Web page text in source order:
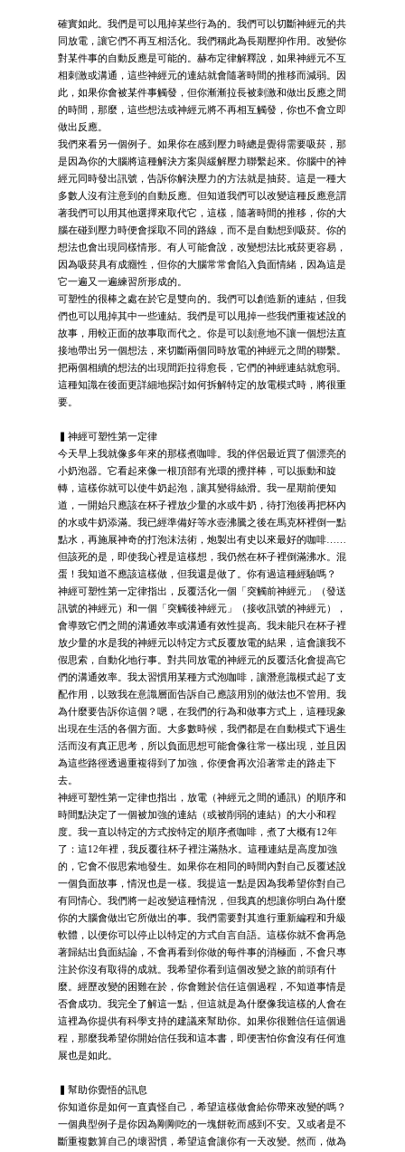
確實如此。我們是可以甩掉某些行為的。我們可以切斷神經元的共
同放電，讓它們不再互相活化。我們稱此為長期壓抑作用。改變你
對某件事的自動反應是可能的。赫布定律解釋說，如果神經元不互
相刺激或溝通，這些神經元的連結就會隨著時間的推移而減弱。因
此，如果你會被某件事觸發，但你漸漸拉長被刺激和做出反應之間
的時間，那麼，這些想法或神經元將不再相互觸發，你也不會立即
做出反應。
我們來看另一個例子。如果你在感到壓力時總是覺得需要吸菸，那
是因為你的大腦將這種解決方案與緩解壓力聯繫起來。你腦中的神
經元同時發出訊號，告訴你解決壓力的方法就是抽菸。這是一種大
多數人沒有注意到的自動反應。但知道我們可以改變這種反應意謂
著我們可以用其他選擇來取代它，這樣，隨著時間的推移，你的大
腦在碰到壓力時便會採取不同的路線，而不是自動想到吸菸。你的
想法也會出現同樣情形。有人可能會說，改變想法比戒菸更容易，
因為吸菸具有成癮性，但你的大腦常常會陷入負面情緒，因為這是
它一遍又一遍練習所形成的。
可塑性的很棒之處在於它是雙向的。我們可以創造新的連結，但我
們也可以甩掉其中一些連結。我們是可以甩掉一些我們重複述說的
故事，用較正面的故事取而代之。你是可以刻意地不讓一個想法直
接地帶出另一個想法，來切斷兩個同時放電的神經元之間的聯繫。
把兩個相續的想法的出現間距拉得愈長，它們的神經連結就愈弱。
這種知識在後面更詳細地探討如何拆解特定的放電模式時，將很重
要。
▍神經可塑性第一定律
今天早上我就像多年來的那樣煮咖啡。我的伴侶最近買了個漂亮的
小奶泡器。它看起來像一根頂部有光環的攪拌棒，可以振動和旋
轉，這樣你就可以使牛奶起泡，讓其變得絲滑。我一星期前便知
道，一開始只應該在杯子裡放少量的水或牛奶，待打泡後再把杯內
的水或牛奶添滿。我已經準備好等水壺沸騰之後在馬克杯裡倒一點
點水，再施展神奇的打泡沫法術，炮製出有史以來最好的咖啡……
但該死的是，即使我心裡是這樣想，我仍然在杯子裡倒滿沸水。混
蛋！我知道不應該這樣做，但我還是做了。你有過這種經驗嗎？
神經可塑性第一定律指出，反覆活化一個「突觸前神經元」（發送
訊號的神經元）和一個「突觸後神經元」（接收訊號的神經元），
會導致它們之間的溝通效率或溝通有效性提高。我未能只在杯子裡
放少量的水是我的神經元以特定方式反覆放電的結果，這會讓我不
假思索，自動化地行事。對共同放電的神經元的反覆活化會提高它
們的溝通效率。我太習慣用某種方式泡咖啡，讓潛意識模式起了支
配作用，以致我在意識層面告訴自己應該用別的做法也不管用。我
為什麼要告訴你這個？嗯，在我們的行為和做事方式上，這種現象
出現在生活的各個方面。大多數時候，我們都是在自動模式下過生
活而沒有真正思考，所以負面思想可能會像往常一樣出現，並且因
為這些路徑透過重複得到了加強，你便會再次沿著常走的路走下
去。
神經可塑性第一定律也指出，放電（神經元之間的通訊）的順序和
時間點決定了一個被加強的連結（或被削弱的連結）的大小和程
度。我一直以特定的方式按特定的順序煮咖啡，煮了大概有12年
了：這12年裡，我反覆往杯子裡注滿熱水。這種連結是高度加強
的，它會不假思索地發生。如果你在相同的時間內對自己反覆述說
一個負面故事，情況也是一樣。我提這一點是因為我希望你對自己
有同情心。我們將一起改變這種情況，但我真的想讓你明白為什麼
你的大腦會做出它所做出的事。我們需要對其進行重新編程和升級
軟體，以便你可以停止以特定的方式自言自語。這樣你就不會再急
著歸結出負面結論，不會再看到你做的每件事的消極面，不會只專
注於你沒有取得的成就。我希望你看到這個改變之旅的前頭有什
麼。經歷改變的困難在於，你會難於信任這個過程，不知道事情是
否會成功。我完全了解這一點，但這就是為什麼像我這樣的人會在
這裡為你提供有科學支持的建議來幫助你。如果你很難信任這個過
程，那麼我希望你開始信任我和這本書，即便害怕你會沒有任何進
展也是如此。
▍幫助你覺悟的訊息
你知道你是如何一直責怪自己，希望這樣做會給你帶來改變的嗎？
一個典型例子是你因為剛剛吃的一塊餅乾而感到不安。又或者是不
斷重複數算自己的壞習慣，希望這會讓你有一天改變。然而，做為